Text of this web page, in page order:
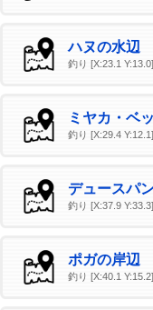
ハヌの水辺
釣り [X:23.1 Y:13.0]
ミヤカ・ベ
釣り [X:29.4 Y:12.1]
デュースパ
釣り [X:37.9 Y:33.3]
ポガの岸辺
釣り [X:40.1 Y:15.2]